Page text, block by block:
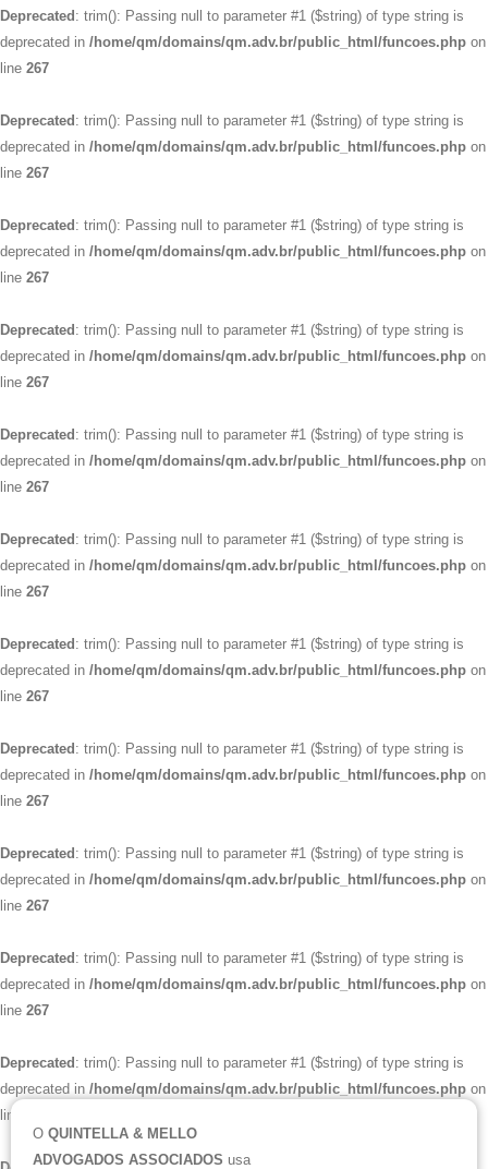
O QUINTELLA & MELLO
ADVOGADOS ASSOCIADOS usa
Deprecated : trim(): Passing null to parameter #1 ($string) of type string is
deprecated in /home/qm/domains/qm.adv.br/public_html/funcoes.php on
line 267
Deprecated : trim(): Passing null to parameter #1 ($string) of type string is
deprecated in /home/qm/domains/qm.adv.br/public_html/funcoes.php on
line 267
Deprecated : trim(): Passing null to parameter #1 ($string) of type string is
deprecated in /home/qm/domains/qm.adv.br/public_html/funcoes.php on
line 267
Deprecated : trim(): Passing null to parameter #1 ($string) of type string is
deprecated in /home/qm/domains/qm.adv.br/public_html/funcoes.php on
line 267
Deprecated : trim(): Passing null to parameter #1 ($string) of type string is
deprecated in /home/qm/domains/qm.adv.br/public_html/funcoes.php on
line 267
Deprecated : trim(): Passing null to parameter #1 ($string) of type string is
deprecated in /home/qm/domains/qm.adv.br/public_html/funcoes.php on
line 267
Deprecated : trim(): Passing null to parameter #1 ($string) of type string is
deprecated in /home/qm/domains/qm.adv.br/public_html/funcoes.php on
line 267
Deprecated : trim(): Passing null to parameter #1 ($string) of type string is
deprecated in /home/qm/domains/qm.adv.br/public_html/funcoes.php on
line 267
Deprecated : trim(): Passing null to parameter #1 ($string) of type string is
deprecated in /home/qm/domains/qm.adv.br/public_html/funcoes.php on
line 267
Deprecated : trim(): Passing null to parameter #1 ($string) of type string is
deprecated in /home/qm/domains/qm.adv.br/public_html/funcoes.php on
line 267
Deprecated : trim(): Passing null to parameter #1 ($string) of type string is
deprecated in /home/qm/domains/qm.adv.br/public_html/funcoes.php on
line